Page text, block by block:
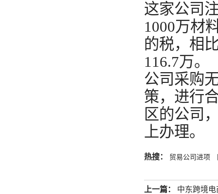
这家公司
1000万材
的税，相
116.7万。
公司采购
策，进行
区的公司
上办理。
热搜： 贸易公司进项
上一篇： 中东跨境